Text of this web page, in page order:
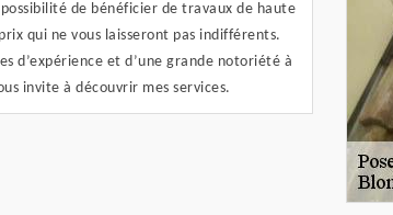
de bénéficier de travaux de haute
qui ne vous laisseront pas indifférents.
d’expérience et d’une grande notoriété à
invite à découvrir mes services.